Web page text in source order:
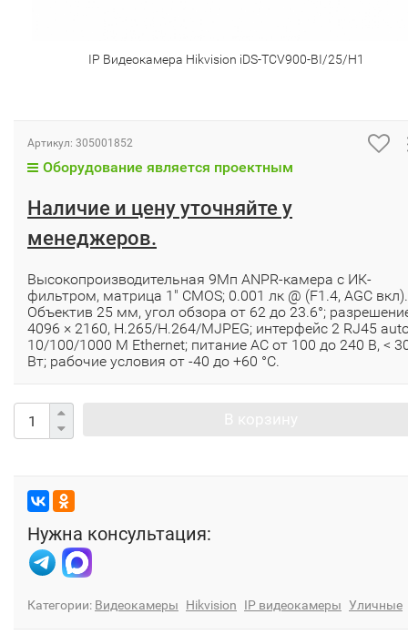
IP Видеокамера Hikvision iDS-TCV900-BI/25/H1
Артикул: 305001852
Оборудование является проектным
Наличие и цену уточняйте у
менеджеров.
Высокопроизводительная 9Мп ANPR-камера с ИК-
фильтром, матрица 1″ CMOS; 0.001 лк @ (F1.4, AGC вкл).
Объектив 25 мм, угол обзора от 62 до 23.6°;
4096 × 2160, H.265/H.264/MJPEG; интерфейс 2 RJ45
10/100/1000 М Ethernet; питание AC от 100 до 240 В, <
Вт; рабочие условия от -40 до +60 °C.
Нужна консультация:
Категории: Видеокамеры Hikvision IP видеокамеры Уличные